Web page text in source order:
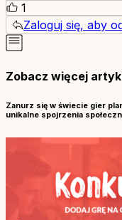
1
Zaloguj się, aby
Zobacz więcej
Zanurz się w świecie gier
unikalne spojrzenia